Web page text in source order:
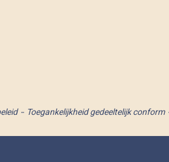
Toegankelijkheid gedeeltelijk conform